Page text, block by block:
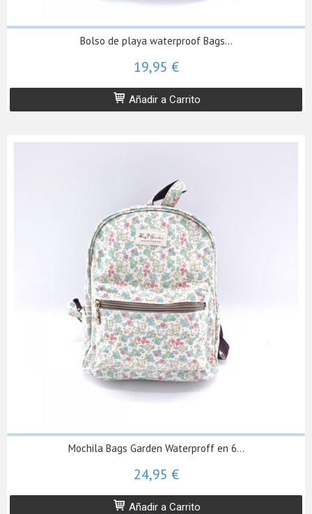
Bolso de playa waterproof Bags...
19,95 €
Añadir a Carrito
Mochila Bags Garden Waterproff en 6...
24,95 €
Añadir a Carrito